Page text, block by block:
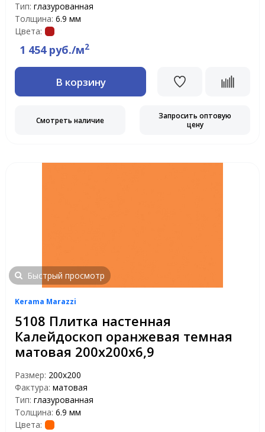
Тип: глазурованная
Толщина: 6.9 мм
Цвета:
1 454 руб./м2
В корзину
Смотреть наличие
Запросить оптовую
цену
Быстрый просмотр
Kerama Marazzi
5108 Плитка настенная
Калейдоскоп оранжевая темная
матовая 200х200х6,9
Размер: 200х200
Фактура: матовая
Тип: глазурованная
Толщина: 6.9 мм
Цвета: